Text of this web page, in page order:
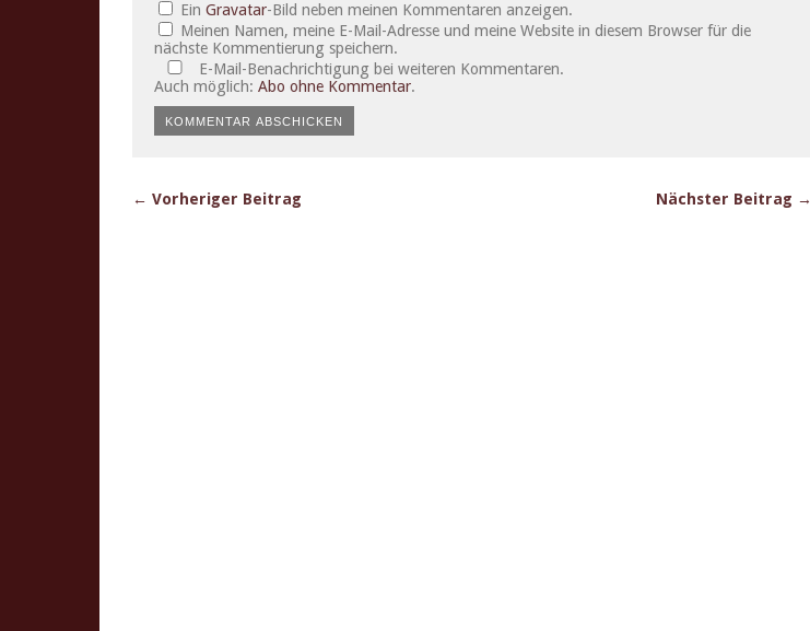
EinGravatar-Bild neben meinen Kommentaren anzeigen.
Meinen Namen, meine E-Mail-Adresse und meine Website in diesem Browser für die
nächste Kommentierung speichern.
E-Mail-Benachrichtigung bei weiteren Kommentaren.
Auch möglich: Abo ohne Kommentar.
← Vorheriger Beitrag Nächster Beitrag →